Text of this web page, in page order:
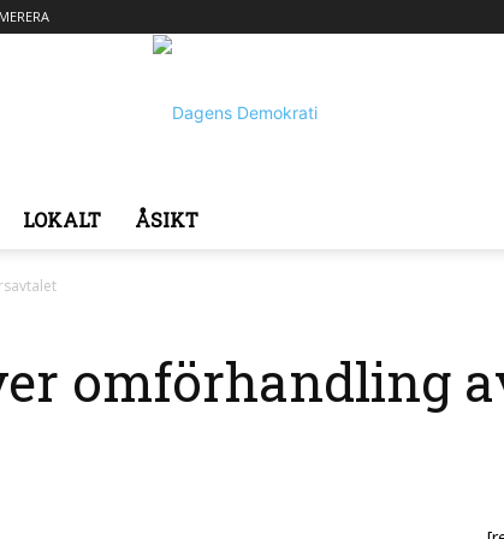
LOKALT ÅSIKT
omförhandling